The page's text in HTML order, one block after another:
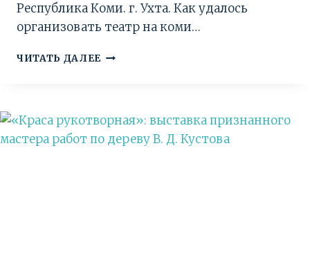
Республика Коми. г. Ухта. Как удалось
организовать театр на коми…
ЧИТАТЬ ДАЛЕЕ ЗНАКОМЬТЕСЬ: